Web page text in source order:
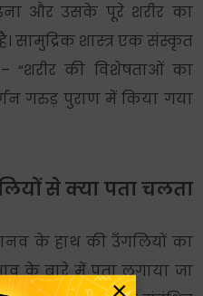
और उसके पूरे शरीर का
सामुद्रिक शास्त्र एक संस्कृत
“शरीर की विशेषताओं का
गरुड़ पुराण में किया गया
से क्या पता चलता
के हाथ की उँगलियों का
के बारे में पता लगाया जा